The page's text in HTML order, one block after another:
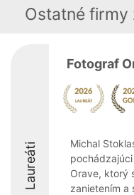
Ostatné firmy
Laureáti
Fotograf
Michal
Orave, ktorý
zanietením a